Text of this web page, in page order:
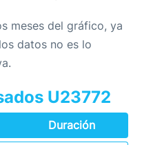
meses del gráfico, ya
datos no es lo
U23772
Duración